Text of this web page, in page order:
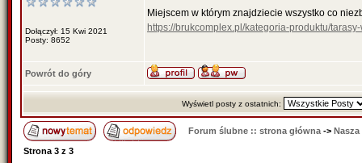
Dołączył: 15 Kwi 2021
Posty: 8652
Miejscem w którym znajdziecie wszystko co
https://brukcomplex.pl/kategoria-produktu/
Powrót do góry
Wyświetl posty z ostatnich:
Forum ślubne :: strona główna ->
Strona 3 z 3